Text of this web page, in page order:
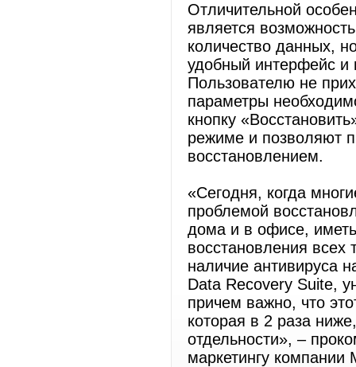
Отличительной
является
количество данных,
удобный интерфейс и
Пользователю не
параметры
кнопку
режиме и позволяют
восстановлением.
«Сегодня, когда
проблемой
дома и в офисе,
восстановления всех
наличие антивируса
Data Recovery Suite,
причем важно, что
которая в 2 раза
отдельности», –
маркетингу